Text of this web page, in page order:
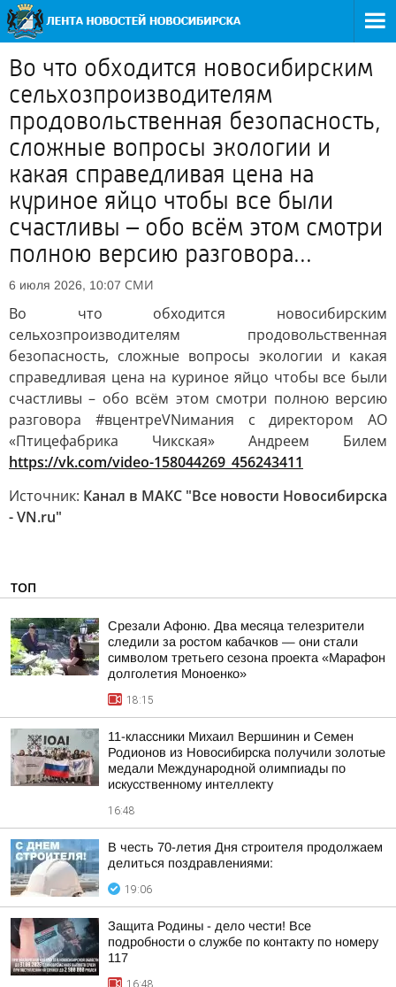
Во что обходится новосибирским
сельхозпроизводителям
продовольственная безопасность,
сложные вопросы экологии и
какая справедливая цена на
куриное яйцо чтобы все были
счастливы – обо всём этом смотри
полною версию разговора...
6 июля 2026, 10:07 СМИ
Во что обходится новосибирским
сельхозпроизводителям продовольственная
безопасность, сложные вопросы экологии и какая
справедливая цена на куриное яйцо чтобы все были
счастливы – обо всём этом смотри полною версию
разговора #вцентреVNимания с директором АО
«Птицефабрика Чикская» Андреем Билем
https://vk.com/video-158044269_456243411
Источник: Канал в МАКС "Все новости Новосибирска
- VN.ru"
ТОП
Срезали Афоню. Два месяца телезрители
следили за ростом кабачков — они стали
символом третьего сезона проекта «Марафон
долголетия Моноенко»
18:15
11-классники Михаил Вершинин и Семен
Родионов из Новосибирска получили золотые
медали Международной олимпиады по
искусственному интеллекту
16:48
В честь 70-летия Дня строителя продолжаем
делиться поздравлениями:
19:06
Защита Родины - дело чести! Все
подробности о службе по контакту по номеру
117
16:48